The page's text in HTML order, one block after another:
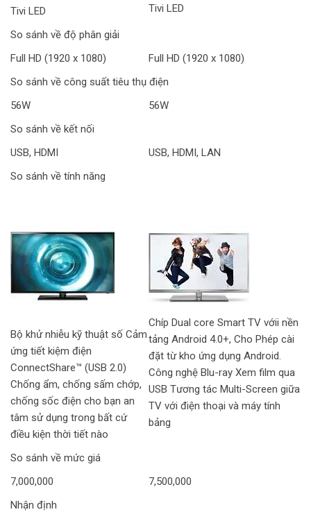
Tivi LED Tivi LED
So sánh về độ phân giải
Full HD (1920 x 1080)
Full HD (1920 x 1080)
So sánh về công suất tiêu thụ điện
56W
56W
So sánh về kết nối
USB, HDMI
USB, HDMI, LAN
So sánh về tính năng
Bộ khử nhiễu kỹ thuật số Cảm
ứng tiết kiệm điện
ConnectShare™ (USB 2.0)
Chống ẩm, chống sấm chớp,
chống sốc điện cho bạn an
tâm sử dụng trong bất cứ
điều kiện thời tiết nào
Chíp Dual core Smart TV vớii nền
tảng Android 4.0+, Cho Phép cài
đặt từ kho ứng dụng Android.
Công nghệ Blu-ray Xem film qua
USB Tương tác Multi-Screen giữa
TV với điện thoại và máy tính
bảng
So sánh về mức giá
7,000,000
7,500,000
Nhận định